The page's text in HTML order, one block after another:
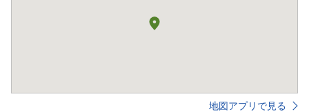
地図アプリで見る